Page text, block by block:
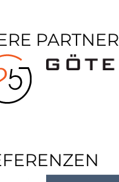
PARTNER